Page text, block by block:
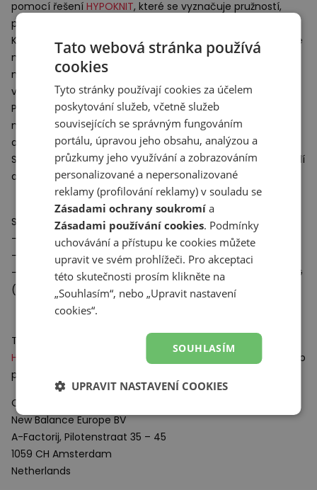
pomocí řešení HYPOKNIT, které se vyznačuje pružností,
prodyšností a poskytuje dokonalé přizpůsobení tvaru nohy.
Kopačky FG (firm-ground) jsou ideální na nepříliš tvrdé, ale
na druhou stranu ani příliš hrbolaté povrchy a na středně
měkký trávník, kde poskytují vysokou stabilitu pohybu a
vynikající přilnavost během hry.
Představený model je vybaven hrotemSpeed Ctrl
navržen tak, aby poskytoval kontrolu při náhlém zastavení
a prudkých zatáčkách.
Stélka Performance s podšívkou Infinigrip poskytuje pohodlí
a dále chrání nohu.
Specifikace:
- Hmotnost: 183.1 g
- Úroveň: profesionální
- Použití a typ: středně měkký travnatý povrch, kopačky FG
(pevný povrch)
Technologie:
HYPOKNIT
– svršek, který se přizpůsobuje tvaru chodidla, pro
pružný a přirozený pohyb.
Odpovědný subjekt:
New Balance Europe BV
A-Factorij, Pilotenstraat 35 – 45
1059 CH Amsterdam
Netherlands
Tato webová stránka používá
cookies
Tyto stránky používají cookies za účelem
poskytování služeb, včetně služeb
souvisejících se správným fungováním
portálu, úpravou jeho obsahu, analýzou a
průzkumy jeho využívání a zobrazováním
personalizované a nepersonalizované
reklamy (profilování reklamy) v souladu se
Zásadami ochrany soukromí a
Zásadami používání cookies. Podmínky
uchovávání a přístupu ke cookies můžete
upravit ve svém prohlížeči. Pro akceptaci
této skutečnosti prosím klikněte na
„Souhlasím“, nebo „Upravit nastavení
cookies“.
SOUHLASÍM
UPRAVIT NASTAVENÍ COOKIES